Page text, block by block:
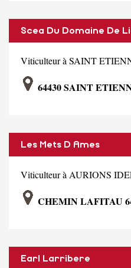
Scea Du Domaine De
Viticulteur à SAINT
64430 SAINT
Les Mets D Ames
Viticulteur à AURIONS
CHEMIN LAFITAU
Earl Larribere